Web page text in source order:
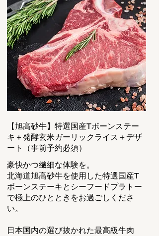
【旭高砂牛】特選国産Tボーンステー
キ＋発酵玄米ガーリックライス＋デザ
ート（事前予約必須）
豪快かつ繊細な体験を。
北海道旭高砂牛を使用した特選国産T
ボーンステーキとシーフードプラトー
で極上のひとときをお過ごしくださ
い。
日本国内の選び抜かれた最高級牛肉